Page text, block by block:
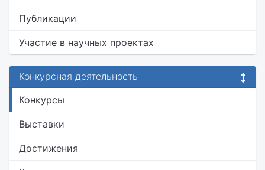
Публикации
Участие в научных проектах
Конкурсная деятельность
Конкурсы
Выставки
Достижения